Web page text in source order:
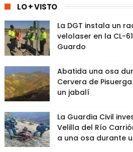
LO + VISTO
La DGT instala un
velolaser en la CL-
Guardo
Abatida una osa
Cervera de
un jabalí
La Guardia Civil
Velilla del Río
a una osa durante